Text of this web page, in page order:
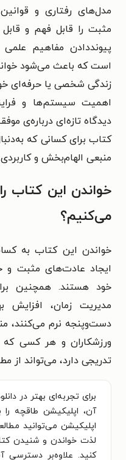
مدل‌های رفتاری و
مثبت را قابل فهم و
پیونددادن مفاهیم
است که باعث می‌شود
زندگی شخصی یا حرفه‌ای
اهمیت سیستم‌ها و
دیدگاه تازه‌ای درباره‌ی
کتاب برای کسانی که
منبعی الهام‌بخش و
خواندن این کتاب
می‌کنیم؟
خواندن این کتاب به
ایجاد عادت‌های مثبت
خود هستند. همچنین
مدیریت زمان، افزایش
دست‌وپنجه نرم می‌کنند،
ورزشکاران و هر کسی
تدریجی دارد، می‌تواند از
برای تجربه‌ای بهتر در
آن، اپلیکیشن طاقچه
اپلیکیشن می‌توانید
لذت خواندن و شنیدن
کنید. علاوه‌بر دسترسی